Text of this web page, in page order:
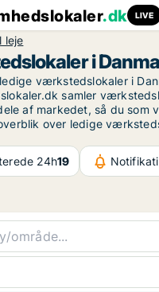
.dk LIVE
leje
i
værkstedslokaler i
samler
af markedet, så du som
over ledige
24h19